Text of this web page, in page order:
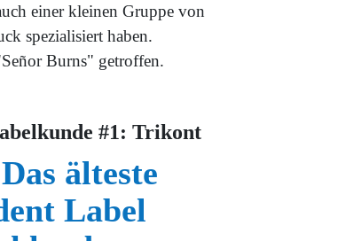
einer kleinen Gruppe von
spezialisiert haben.
Burns" getroffen.
#1: Trikont
älteste
Label